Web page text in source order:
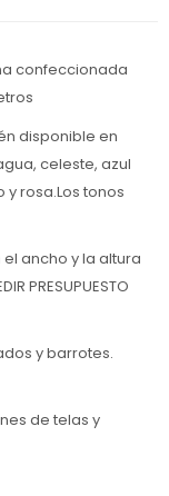
confeccionada
disponible en
celeste, azul
rosa.Los tonos
ancho y la altura
PRESUPUESTO
y barrotes.
de telas y